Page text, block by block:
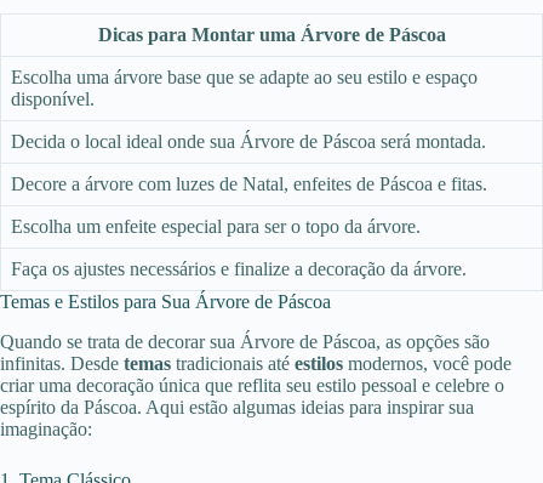
Dicas para Montar uma Árvore de Páscoa
Escolha uma árvore base que se adapte ao seu estilo e espaço
disponível.
Decida o local ideal onde sua Árvore de Páscoa será montada.
Decore a árvore com luzes de Natal, enfeites de Páscoa e fitas.
Escolha um enfeite especial para ser o topo da árvore.
Faça os ajustes necessários e finalize a decoração da árvore.
Temas e Estilos para Sua Árvore de Páscoa
Quando se trata de decorar sua Árvore de Páscoa, as opções são
infinitas. Desde temas tradicionais até estilos modernos, você pode
criar uma decoração única que reflita seu estilo pessoal e celebre o
espírito da Páscoa. Aqui estão algumas ideias para inspirar sua
imaginação: